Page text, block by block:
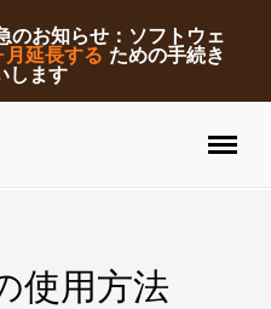
のお知らせ：ソフトウェ
月延長する ための手続き
します
使用方法